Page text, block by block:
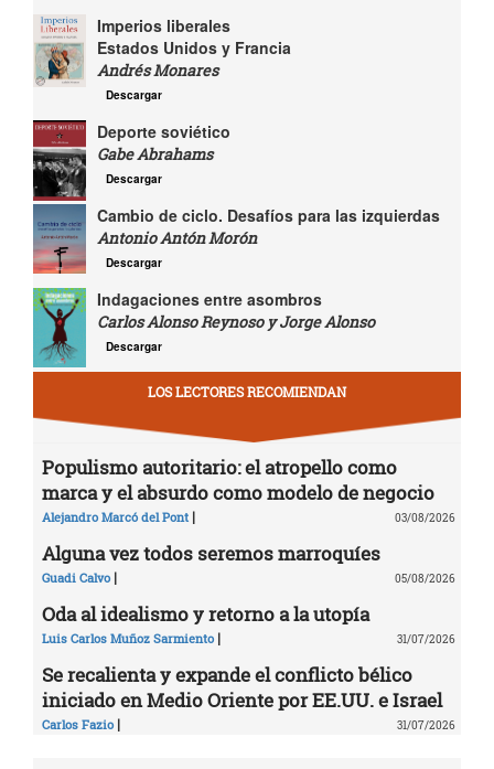
Imperios liberales
Estados Unidos y Francia
Andrés Monares
Descargar
Deporte soviético
Gabe Abrahams
Descargar
Cambio de ciclo. Desafíos para las izquierdas
Antonio Antón Morón
Descargar
Indagaciones entre asombros
Carlos Alonso Reynoso y Jorge Alonso
Descargar
LOS LECTORES RECOMIENDAN
Populismo autoritario: el atropello como
marca y el absurdo como modelo de negocio
Alejandro Marcó del Pont | 03/08/2026
Alguna vez todos seremos marroquíes
Guadi Calvo | 05/08/2026
Oda al idealismo y retorno a la utopía
Luis Carlos Muñoz Sarmiento | 31/07/2026
Se recalienta y expande el conflicto bélico
iniciado en Medio Oriente por EE.UU. e Israel
Carlos Fazio | 31/07/2026